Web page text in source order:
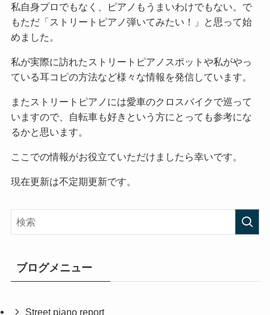
私自身プロでもなく、ピアノもうまいわけでもない。で
もただ「ストリートピアノ弾いてみたい！」と思って始
めました。
私が実際に訪れたストリートピアノスポットや私がやっ
ている耳コピの方法など様々な情報を発信しています。
またストリートピアノには愛車のクロスバイクで巡って
いますので、自転車も好きという方にとっても参考にな
るかと思います。
ここでの情報がお役立ていただけましたら幸いです。
現在更新は不定期更新です。
ブログメニュー
Street piano report